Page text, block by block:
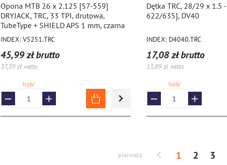
Opona MTB 26 x 2.125 [57-559]
DRYJACK, TRC, 33 TPI, drutowa,
TubeType + SHIELD APS 1 mm, czarna
INDEX: V5251.TRC
45,99 zł brutto
37,39 zł netto
Ilość
Dętka TRC, 28/29 x 1.5
622/635], DV40
INDEX: D4040.TRC
17,08 zł brutto
13,89 zł netto
Ilość
pierwsza 1 2 3